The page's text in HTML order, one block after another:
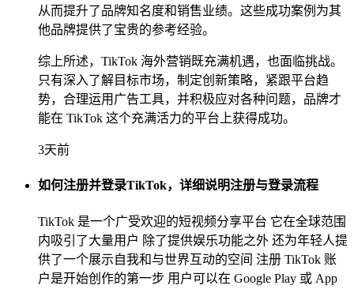
从而提升了品牌知名度和销售业绩。这些成功案例为其
他品牌提供了宝贵的参考经验。
综上所述，TikTok 海外营销既充满机遇，也面临挑战。
只有深入了解目标市场，制定创新策略，紧跟平台趋
势，合理运用广告工具，并积极应对各种问题，品牌才
能在 TikTok 这个充满活力的平台上获得成功。
3天前
如何注册并登录TikTok，详细说明注册与登录流程
TikTok 是一个广受欢迎的短视频分享平台 它在全球范围
内吸引了大量用户 除了提供娱乐功能之外 还为年轻人提
供了一个展示自我和与世界互动的空间 注册 TikTok 账
户是开始创作的第一步 用户可以在 Google Play 或 App